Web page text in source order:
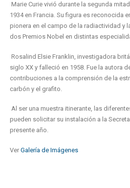
Marie Curie vivió durante la segunda
1934 en Francia. Su figura es reconocida
pionera en el campo de la radiactividad y
dos Premios Nobel en distintas
Rosalind Elsie Franklin, investigadora
siglo XX y falleció en 1958. Fue la autora
contribuciones a la comprensión de la
carbón y el grafito.
Al ser una muestra itinerante, las
pueden solicitar su instalación a la
presente año.
Ver Galería de Imágenes